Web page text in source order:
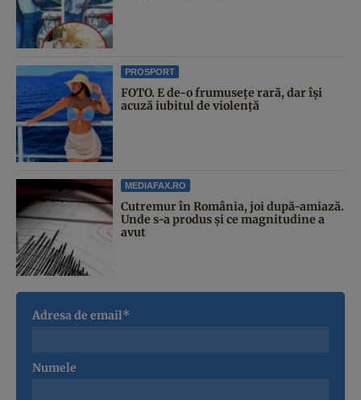
PROSPORT
FOTO. E de-o frumusețe rară, dar își
acuză iubitul de violență
MEDIAFAX.RO
Cutremur în România, joi după-amiază.
Unde s-a produs și ce magnitudine a
avut
Adresa de email*
Numele